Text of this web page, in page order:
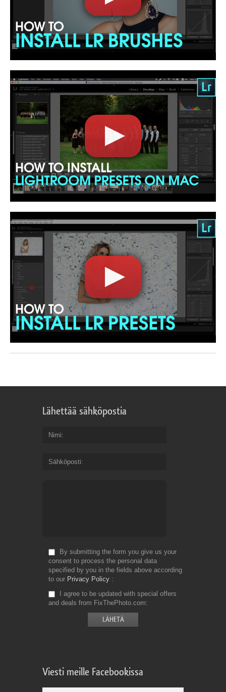
Lähettää sähköpostia
Nimi
Sähköposti
By submitting the form you give us your
consent to process the personal data
specified by you in the fields above according
to our Privacy Policy
I agree to be updated with special offers
and deals from FixThePhoto.com
Viesti meille Facebookissa